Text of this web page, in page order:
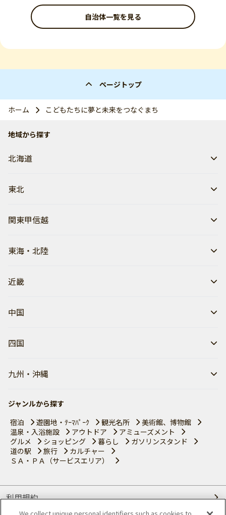
自治体一覧を見る
ページトップ
ホーム こどもたちに夢と未来をつなぐまち
地域から探す
北海道
東北
関東甲信越
東海・北陸
近畿
中国
四国
九州・沖縄
ジャンルから探す
宿泊
遊園地・ﾃｰﾏﾊﾟｰｸ 観光名所
美術館、博物館
温泉・入浴施設
アウトドア
アミューズメント
グルメ
ショッピング 暮らし
ガソリンスタンド
道の駅
旅行
カルチャー
ＳＡ・ＰＡ（サービスエリア）
利用規約